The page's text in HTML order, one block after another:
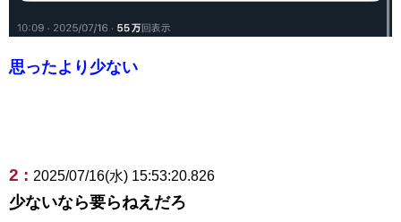
思ったより少ない
2 : 2025/07/16(水) 15:53:20.826
少ないなら要らねえだろ